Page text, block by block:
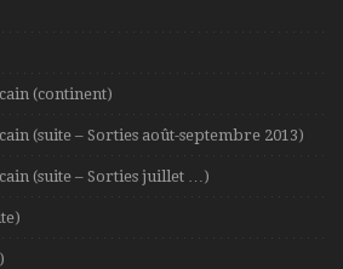
(continent)
(suite – Sorties août-septembre 2013)
(suite – Sorties juillet …)